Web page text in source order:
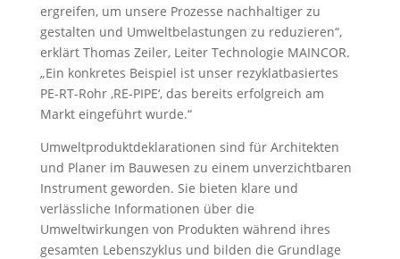
ergreifen, um unsere Prozesse nachhaltiger zu
gestalten und Umweltbelastungen zu reduzieren“,
erklärt Thomas Zeiler, Leiter Technologie MAINCOR.
„Ein konkretes Beispiel ist unser rezyklatbasiertes
PE-RT-Rohr ‚RE-PIPE‘, das bereits erfolgreich am
Markt eingeführt wurde.“
Umweltproduktdeklarationen sind für Architekten
und Planer im Bauwesen zu einem unverzichtbaren
Instrument geworden. Sie bieten klare und
verlässliche Informationen über die
Umweltwirkungen von Produkten während ihres
gesamten Lebenszyklus und bilden die Grundlage